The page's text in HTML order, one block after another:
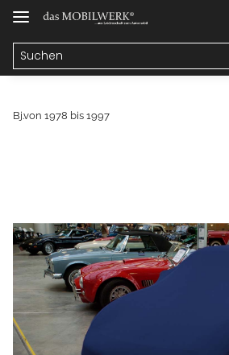
Bj.von 1978 bis 1997